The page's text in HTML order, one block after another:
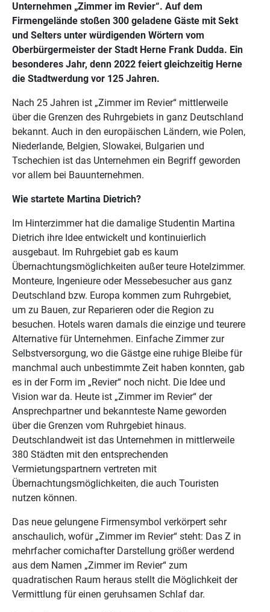
Unternehmen „Zimmer im Revier“. Auf dem
Firmengelände stoßen 300 geladene Gäste mit Sekt
und Selters unter würdigenden Wörtern vom
Oberbürgermeister der Stadt Herne Frank Dudda. Ein
besonderes Jahr, denn 2022 feiert gleichzeitig Herne
die Stadtwerdung vor 125 Jahren.
Nach 25 Jahren ist „Zimmer im Revier“ mittlerweile
über die Grenzen des Ruhrgebiets in ganz Deutschland
bekannt. Auch in den europäischen Ländern, wie Polen,
Niederlande, Belgien, Slowakei, Bulgarien und
Tschechien ist das Unternehmen ein Begriff geworden
vor allem bei Bauunternehmen.
Wie startete Martina Dietrich?
Im Hinterzimmer hat die damalige Studentin Martina
Dietrich ihre Idee entwickelt und kontinuierlich
ausgebaut. Im Ruhrgebiet gab es kaum
Übernachtungsmöglichkeiten außer teure Hotelzimmer.
Monteure, Ingenieure oder Messebesucher aus ganz
Deutschland bzw. Europa kommen zum Ruhrgebiet,
um zu Bauen, zur Reparieren oder die Region zu
besuchen. Hotels waren damals die einzige und teurere
Alternative für Unternehmen. Einfache Zimmer zur
Selbstversorgung, wo die Gästge eine ruhige Bleibe für
manchmal auch unbestimmte Zeit haben konnten, gab
es in der Form im „Revier“ noch nicht. Die Idee und
Vision war da. Heute ist „Zimmer im Revier“ der
Ansprechpartner und bekannteste Name geworden
über die Grenzen vom Ruhrgebiet hinaus.
Deutschlandweit ist das Unternehmen in mittlerweile
380 Städten mit den entsprechenden
Vermietungspartnern vertreten mit
Übernachtungsmöglichkeiten, die auch Touristen
nutzen können.
Das neue gelungene Firmensymbol verkörpert sehr
anschaulich, wofür „Zimmer im Revier“ steht: Das Z in
mehrfacher comichafter Darstellung größer werdend
aus dem Namen „Zimmer im Revier“ zum
quadratischen Raum heraus stellt die Möglichkeit der
Vermittlung für einen geruhsamen Schlaf dar.